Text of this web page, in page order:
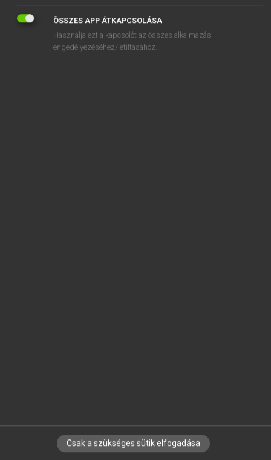
Wechselkurspolitik
Wechselrisiko
IRATKOZZ FEL HÍRLEVELÜNKRE!
ÖSSZES APP ÁTKAPCSOLÁSA
Használja ezt a kapcsolót az összes alkalmazás
engedélyezéséhez/letiltásához.
Csak a szükséges sütik elfogadása